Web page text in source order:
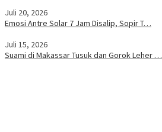
Juli 20, 2026
Emosi Antre Solar 7 Jam Disalip, Sopir T…
Juli 15, 2026
Suami di Makassar Tusuk dan Gorok Leher …